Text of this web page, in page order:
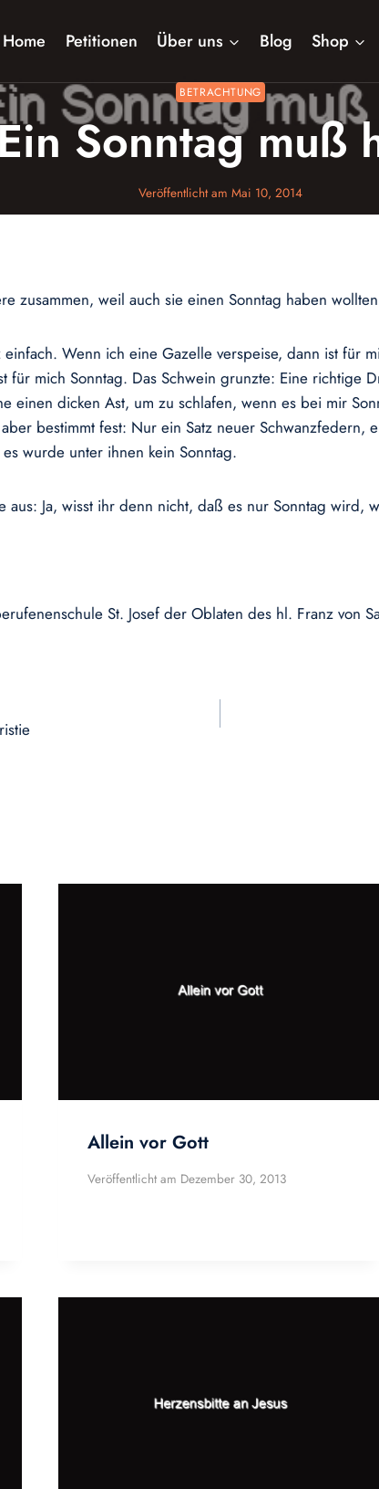
Home Petitionen Über uns Blog Shop
BETRACHTUNG
Sonntag muß
Veröffentlicht am Mai 10, 2014
zusammen, weil auch sie einen Sonntag haben
Wenn ich eine Gazelle verspeise, dann ist für
mich Sonntag. Das Schwein grunzte: Eine richtige
einen dicken Ast, um zu schlafen, wenn es bei mir
bestimmt fest: Nur ein Satz neuer Schwanzfedern,
wurde unter ihnen kein Sonntag.
Ja, wisst ihr denn nicht, daß es nur Sonntag wird,
St. Josef der Oblaten des hl. Franz von
Allein vor Gott
Veröffentlicht am Dezember 30, 2013